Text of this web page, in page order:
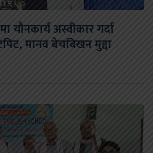
यौनकार्य अस्वीकार गर्दा
मानव बेचबिखन मुद्दा